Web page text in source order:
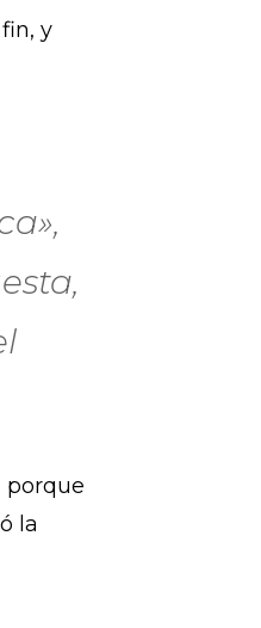
y
porque
la